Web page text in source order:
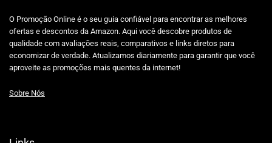
O Promoção Online é o seu guia confiável para encontrar as melhores
ofertas e descontos da Amazon. Aqui você descobre produtos de
qualidade com avaliações reais, comparativos e links diretos para
economizar de verdade. Atualizamos diariamente para garantir que você
aproveite as promoções mais quentes da internet!
Sobre Nós